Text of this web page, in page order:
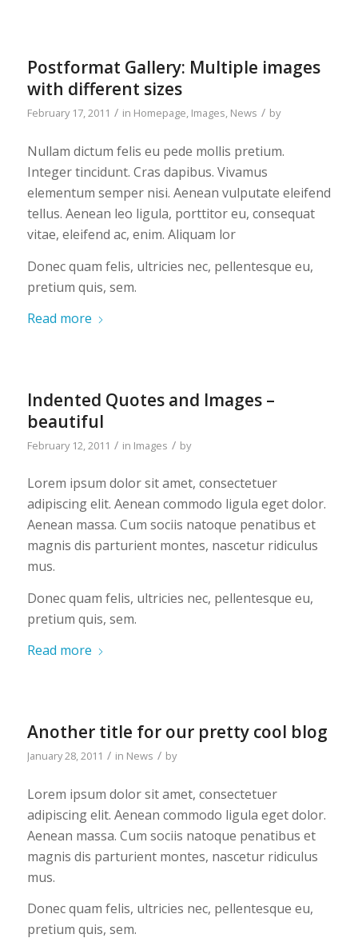
Postformat Gallery: Multiple images
with different sizes
February 17, 2011 / in Homepage, Images, News / by
Nullam dictum felis eu pede mollis pretium.
Integer tincidunt. Cras dapibus. Vivamus
elementum semper nisi. Aenean vulputate eleifend
tellus. Aenean leo ligula, porttitor eu, consequat
vitae, eleifend ac, enim. Aliquam lor
Donec quam felis, ultricies nec, pellentesque eu,
pretium quis, sem.
Read more
Indented Quotes and Images –
beautiful
February 12, 2011 / in Images / by
Lorem ipsum dolor sit amet, consectetuer
adipiscing elit. Aenean commodo ligula eget dolor.
Aenean massa. Cum sociis natoque penatibus et
magnis dis parturient montes, nascetur ridiculus
mus.
Donec quam felis, ultricies nec, pellentesque eu,
pretium quis, sem.
Read more
Another title for our pretty cool blog
January 28, 2011 / in News / by
Lorem ipsum dolor sit amet, consectetuer
adipiscing elit. Aenean commodo ligula eget dolor.
Aenean massa. Cum sociis natoque penatibus et
magnis dis parturient montes, nascetur ridiculus
mus.
Donec quam felis, ultricies nec, pellentesque eu,
pretium quis, sem.